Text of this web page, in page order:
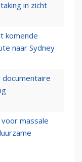
in zicht
komende
naar Sydney
massale